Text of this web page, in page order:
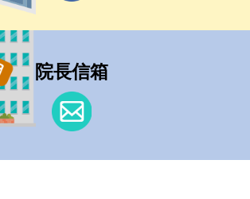
院長信箱